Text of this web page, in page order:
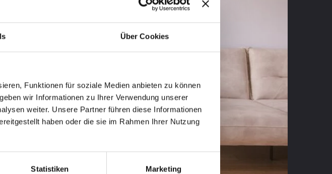
Über Cookies
Funktionen für soziale Medien anbieten zu können
wir Informationen zu Ihrer Verwendung unserer
weiter. Unsere Partner führen diese Informationen
haben oder die sie im Rahmen Ihrer Nutzung
Statistiken Marketing